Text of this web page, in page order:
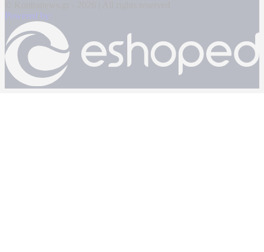
Powered by: